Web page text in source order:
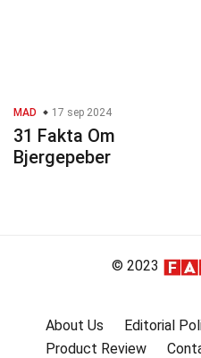
MAD 17 sep 2024
31 Fakta Om
Bjergepeber
© 2023
About Us Editorial
Product Review